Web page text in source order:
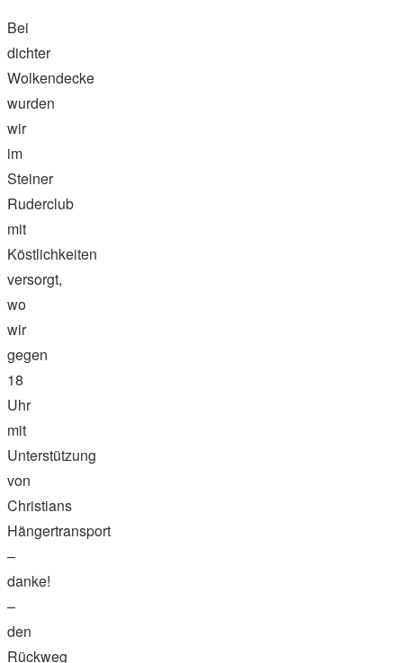
Bei
dichter
Wolkendecke
wurden
wir
im
Steiner
Ruderclub
mit
Köstlichkeiten
versorgt,
wo
wir
gegen
18
Uhr
mit
Unterstützung
von
Christians
Hängertransport
–
danke!
–
den
Rückweg